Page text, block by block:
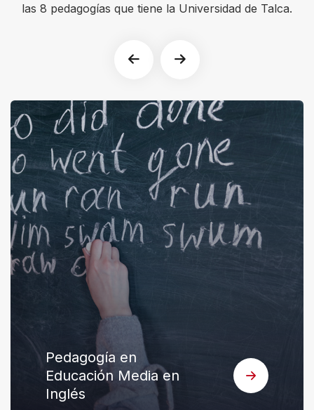
las 8 pedagogías que tiene la Universidad de Talca.
Pedagogía en
Educación Media en
Inglés